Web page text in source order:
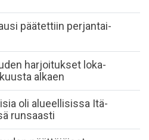
päätettiin perjantai-
harjoitukset loka-
alkaen
oli alueellisissa Itä-
runsaasti